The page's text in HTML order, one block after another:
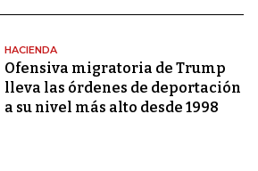
HACIENDA
Ofensiva migratoria de Trump
lleva las órdenes de deportación
a su nivel más alto desde 1998